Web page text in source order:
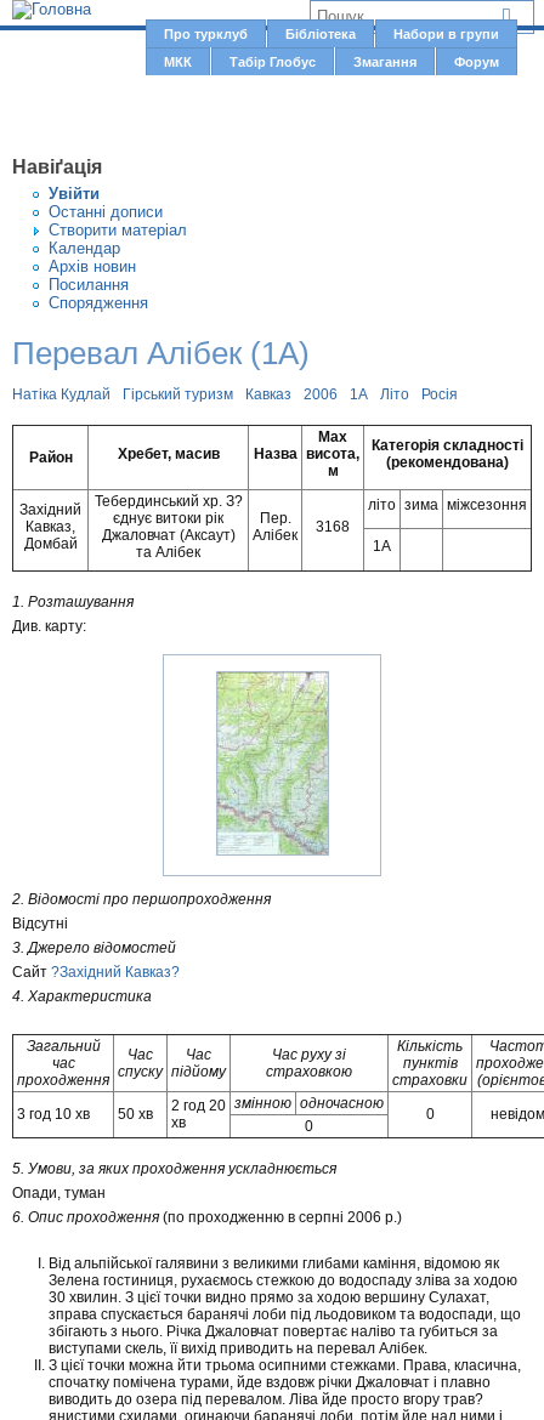
Jump to navigation
о
е
ю
Про турклуб Бібліотека
Набори в групи
МКК
Табір Глобус Змагання Форум
В
Навіґація
Увiйти
Останні дописи
Створити матерiал
Календар
Архів новин
Посилання
Спорядження
Перевал Алібек (1А)
Натіка Кудлай Гірський туризм Кавказ 2006 1А Літо Росія
Район Хребет, масив Назва
Max
висота,
м
Категорія складності
(рекомендована)
Західний
Кавказ,
Домбай
Тебердинський хр. З?
єднує витоки рік
Джаловчат (Аксаут)
та Алібек
Пер.
Алібек
3168
літо зима міжсезоння
1А
1. Розташування
Див. карту:
2. Відомості про першопроходження
Відсутні
3. Джерело відомостей
Сайт ?Західний Кавказ?
4. Характеристика
Загальний
час
проходження
Час
спуску
Час
підйому
Час руху зі
страховкою
Кількість
пунктів
страховки
3 год 10 хв
50 хв
2 год 20
хв
змінною одночасною
0
0
5. Умови, за яких проходження ускладнюється
Опади, туман
6. Опис проходження (по проходженню в серпні 2006 р.)
Від альпійської галявини з великими глибами каміння, відомою як
Зелена гостиниця, рухаємось стежкою до водоспаду зліва за ходою
30 хвилин. З цієї точки видно прямо за ходою вершину Сулахат,
зправа спускається баранячі лоби під льодовиком та водоспади, що
збігають з нього. Річка Джаловчат повертає наліво та губиться за
виступами скель, її вихід приводить на перевал Алібек.
З цієї точки можна йти трьома осипними стежками. Права, класична,
спочатку помічена турами, йде вздовж річки Джаловчат і плавно
виводить до озера під перевалом. Ліва йде просто вгору трав?
янистими схилами, огинаючи баранячі лоби, потім йде над ними і